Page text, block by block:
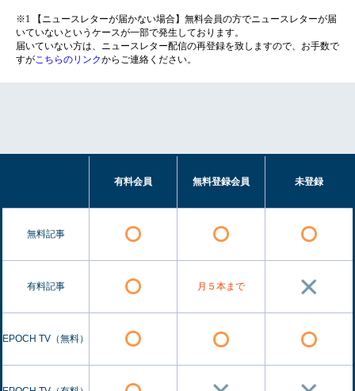
※1 【ニュースレターが届かない場合】無料会員の方でニュースレターが届
いていないというケースが一部で発生しております。
届いていない方は、ニュースレター配信の再登録を致しますので、お手数で
すがこちらのリンクからご連絡ください。
有料会員 無料登録会員 未登録
無料記事
有料記事 月５本まで
EPOCH TV（無料）